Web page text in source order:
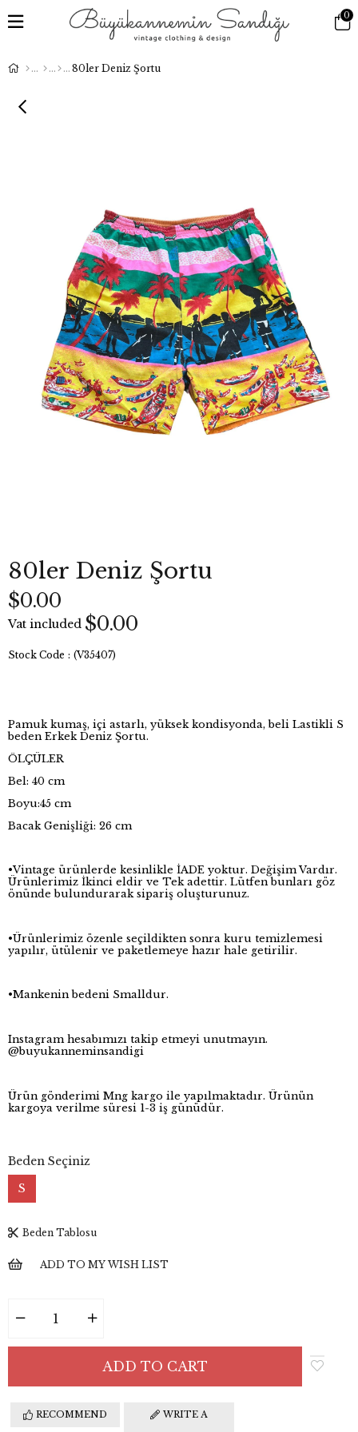
0
80ler Deniz Şortu
80ler Deniz Şortu
$0.00
Vat included $0.00
Stock Code (V35407)
Pamuk kumaş, içi astarlı, yüksek kondisyonda, beli Lastikli S
beden Erkek Deniz Şortu.
ÖLÇÜLER
Bel: 40 cm
Boyu:45 cm
Bacak Genişliği: 26 cm
•Vintage ürünlerde kesinlikle İADE yoktur. Değişim Vardır.
Ürünlerimiz İkinci eldir ve Tek adettir. Lütfen bunları göz
önünde bulundurarak sipariş oluşturunuz.
•Ürünlerimiz özenle seçildikten sonra kuru temizlemesi
yapılır, ütülenir ve paketlemeye hazır hale getirilir.
•Mankenin bedeni Smalldur.
Instagram hesabımızı takip etmeyi unutmayın.
@buyukanneminsandigi
Ürün gönderimi Mng kargo ile yapılmaktadır. Ürünün
kargoya verilme süresi 1-3 iş günüdür.
Beden Seçiniz
S
Beden Tablosu
ADD TO MY WISH LIST
RECOMMEND WRITE A